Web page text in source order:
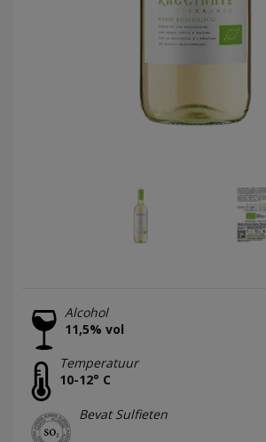
Alcohol
11,5% vol
Temperatuur
10-12° C
Bevat Sulfieten